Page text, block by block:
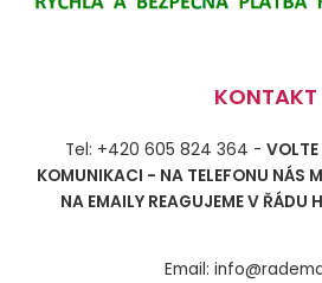
KONTAKT
Tel: +420 605 824 364 -
KOMUNIKACI - NA TELEFONU NÁS
NA EMAILY REAGUJEME V ŘÁDU
Email: